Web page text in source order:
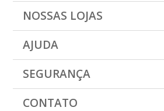
NOSSAS LOJAS
AJUDA
SEGURANÇA
CONTATO